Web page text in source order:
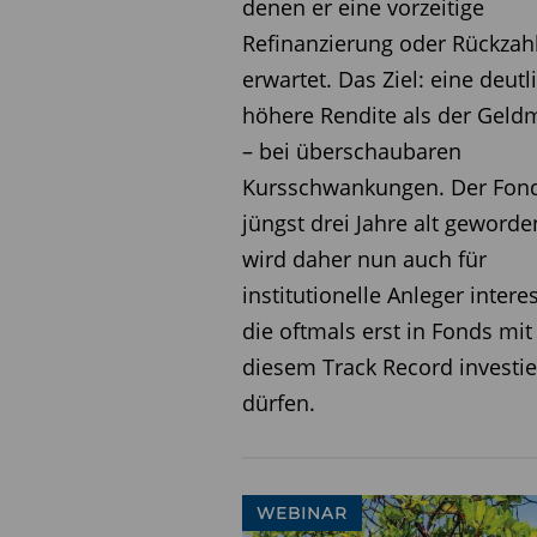
vollständig benchmark-
sieht im Fonds eine
Spektrums seines
Partnerschaften mit
MidOcean.
Unterscheide zu
Der Fonds weist mehrere
klassischen High-Yield
Sensitivität durch kurze
Long/Short und Relative-
stetigere Erträge bei
Fazit:Der Lumyna –
denen er eine vorzeitige
Refinanzierung oder
erwartet. Das Ziel: eine
höhere Rendite als der
– bei überschaubaren
Kursschwankungen. Der
jüngst drei Jahre alt
wird daher nun auch für
institutionelle Anleger
die oftmals erst in Fonds mit
diesem Track Record
dürfen.
WEBINAR